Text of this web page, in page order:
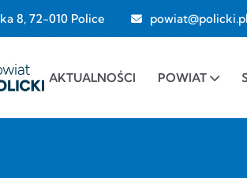
8, 72-010 Police powiat@policki.pl
AKTUALNOŚCI POWIAT